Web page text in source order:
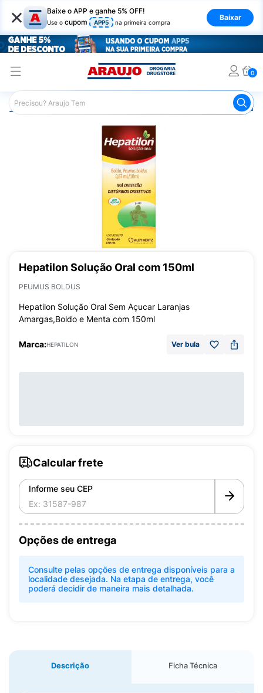
× Baixe o APP e ganhe 5% OFF!
Use o cupom APP5 na primeira compra
Baixar
0
Araujo Medicamentos Remédio para o Estômago e
Hepatilon Solução Oral com 150ml
PEUMUS BOLDUS
Hepatilon Solução Oral Sem Açucar Laranjas
Amargas,Boldo e Menta com 150ml
Marca:HEPATILON Ver bula
Calcular frete
Informe seu CEP
Opções de entrega
Consulte pelas opções de entrega disponíveis para a
localidade desejada. Na etapa de entrega, você
poderá decidir de maneira mais detalhada.
Descrição Ficha Técnica